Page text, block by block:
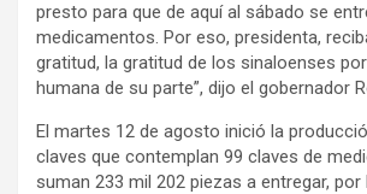
presto para que de aquí al sábado se
medicamentos. Por eso, presidenta,
gratitud, la gratitud de los sinaloenses
humana de su parte”, dijo el gobernador
El martes 12 de agosto inició la
claves que contemplan 99 claves de
suman 233 mil 202 piezas a entregar,